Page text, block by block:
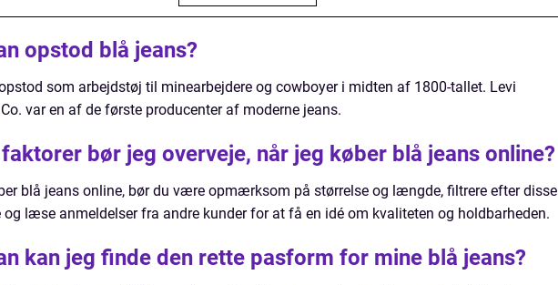
opstod blå jeans?
som arbejdstøj til minearbejdere og cowboyer i midten af 1800-tallet. Levi
var en af de første producenter af moderne jeans.
bør jeg overveje, når jeg køber blå jeans online?
blå jeans online, bør du være opmærksom på størrelse og længde, filtrere efter disse
og læse anmeldelser fra andre kunder for at få en idé om kvaliteten og holdbarheden.
kan jeg finde den rette pasform for mine blå jeans?